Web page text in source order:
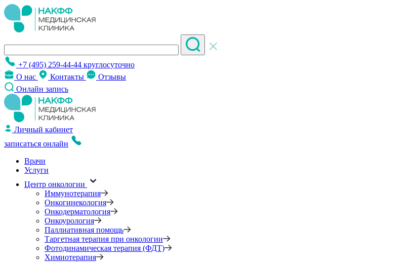
+7 (495) 259-44-44 круглосуточно
О нас
Контакты
Отзывы
Онлайн запись
Личный кабинет
записаться онлайн
Врачи
Услуги
Центр онкологии
Иммунотерапия
Онкогинекология
Онкодерматология
Онкоурология
Паллиативная помощь
Таргетная терапия при онкологии
Фотодинамическая терапия (ФДТ)
Химиотерапия